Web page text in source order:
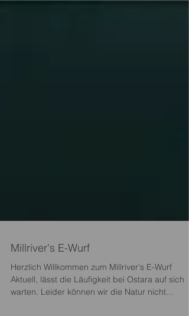
Millriver's E-Wurf
Herzlich Willkommen zum Millriver's E-Wurf
Aktuell, lässt die Läufigkeit bei Ostara auf sich